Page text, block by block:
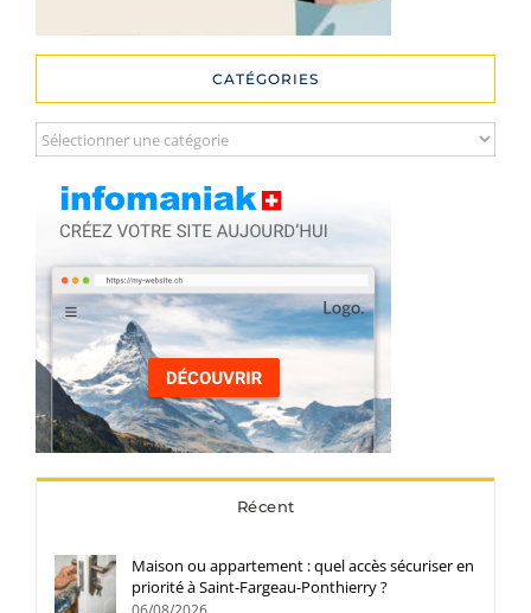
CATÉGORIES
Catégories
Récent
Maison ou appartement : quel accès sécuriser en
priorité à Saint-Fargeau-Ponthierry ?